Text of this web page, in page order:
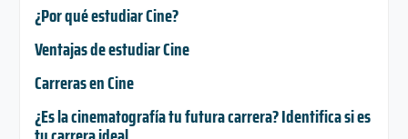
¿Por qué estudiar Cine?
Ventajas de estudiar Cine
Carreras en Cine
¿Es la cinematografía tu futura carrera? Identifica si es